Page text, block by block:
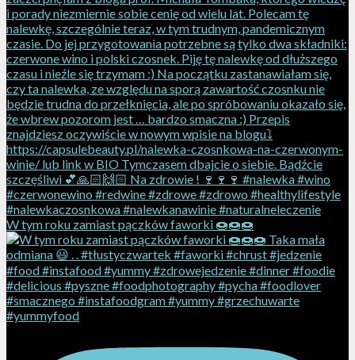
W tym roku zamiast pączków faworki 🍩🍩🍩